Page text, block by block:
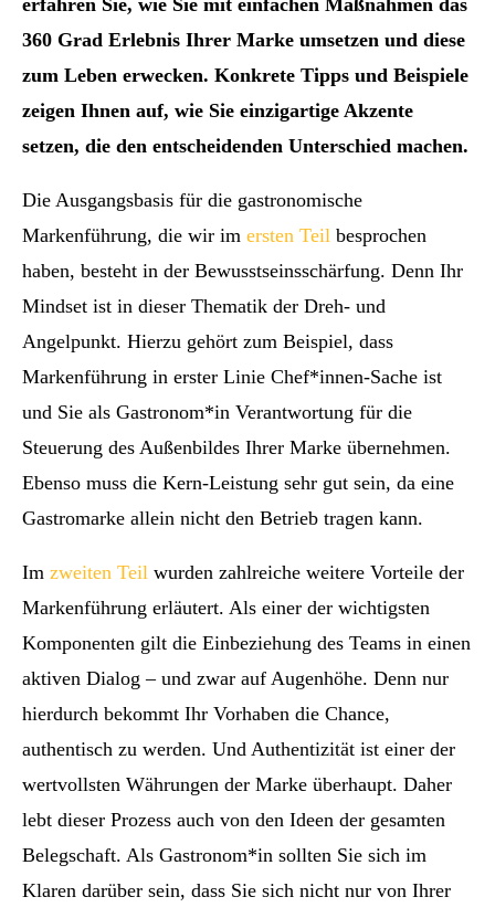
360 Grad Erlebnis Ihrer Marke umsetzen und diese
zum Leben erwecken. Konkrete Tipps und Beispiele
zeigen Ihnen auf, wie Sie einzigartige Akzente
setzen, die den entscheidenden Unterschied machen.
Die Ausgangsbasis für die gastronomische
Markenführung, die wir im ersten Teil besprochen
haben, besteht in der Bewusstseinsschärfung. Denn Ihr
Mindset ist in dieser Thematik der Dreh- und
Angelpunkt. Hierzu gehört zum Beispiel, dass
Markenführung in erster Linie Chef*innen-Sache ist
und Sie als Gastronom*in Verantwortung für die
Steuerung des Außenbildes Ihrer Marke übernehmen.
Ebenso muss die Kern-Leistung sehr gut sein, da eine
Gastromarke allein nicht den Betrieb tragen kann.
Im zweiten Teil wurden zahlreiche weitere Vorteile der
Markenführung erläutert. Als einer der wichtigsten
Komponenten gilt die Einbeziehung des Teams in einen
aktiven Dialog – und zwar auf Augenhöhe. Denn nur
hierdurch bekommt Ihr Vorhaben die Chance,
authentisch zu werden. Und Authentizität ist einer der
wertvollsten Währungen der Marke überhaupt. Daher
lebt dieser Prozess auch von den Ideen der gesamten
Belegschaft. Als Gastronom*in sollten Sie sich im
Klaren darüber sein, dass Sie sich nicht nur von Ihrer